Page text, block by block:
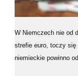
W Niemczech nie od
strefie euro, toczy
niemieckie powinno